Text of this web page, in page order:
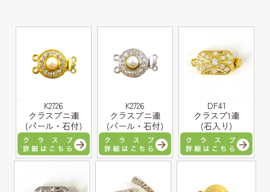
K2726
クラスプニ連
(パール・石付)
K2726
クラスプニ連
(パール・石付)
DF41
クラスプ1連
(石入り)